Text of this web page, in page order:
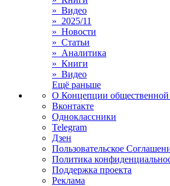
» Видео
» 2025/11
» Новости
» Статьи
» Аналитика
» Книги
» Видео
Ещё раньше
О Концепции
Вконтакте
Одноклассники
Telegram
Дзен
Пользовательское
Политика
Поддержка проекта
Реклама